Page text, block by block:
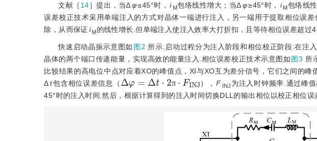
文献［ 14］提出，当Δφ≤45°时， i M包络线性增大；当Δφ≥45°时， i M包络线
误差校正技术采用单端注入的方式对晶体一端进行注入，另一端用于提取相位误
除，从而保证 i M的线性增长.但单端注入使注入效率大打折扣，且等待相位误差超过
快速启动晶振示意图如 图2 所示.启动过程分为注入阶段和相位校正阶段.在注
晶体的两个端口传递能量，实现高效的能量注入.相位误差校正技术示意图如图3 所
比较结果的高电位中点对应着XO的峰值点，XI与XO互为差分信号，它们之间的
Δt包含相位误差信息（ π
Δφ =Δ ·2π ·FINJ
）， F INJ 为注入时钟频率.通过峰
45°时的注入时间.然后，根据计算得到的注入时间切换DLL的输出相位以校正相位误